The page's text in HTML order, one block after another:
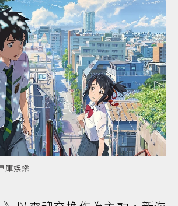
庫娛樂